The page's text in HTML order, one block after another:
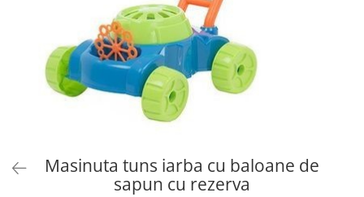
Masinuta tuns iarba cu baloane de
sapun cu rezerva